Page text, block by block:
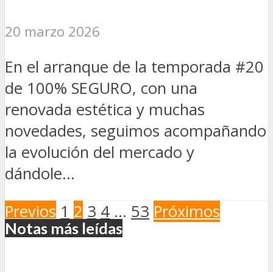
20 marzo 2026
En el arranque de la temporada #20
de 100% SEGURO, con una
renovada estética y muchas
novedades, seguimos acompañando
la evolución del mercado y
dándole...
Previos 1 2 3 4 … 53 Próximos
Notas más leídas